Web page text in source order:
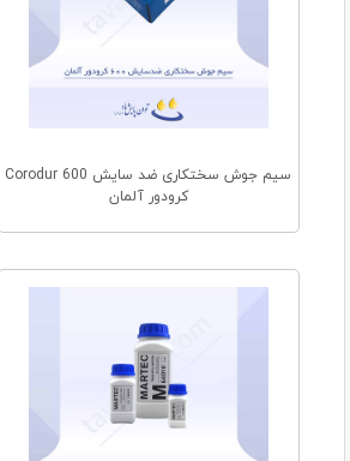
سیم جوش سختکاری ضد سایش Corodur 600
کرودور آلمان